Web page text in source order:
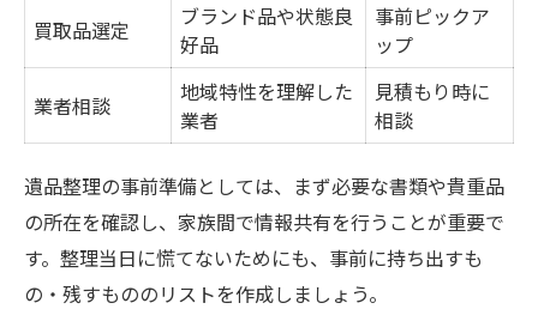
買取品選定
ブランド品や状態良
好品
事前ピックア
ップ
業者相談
地域特性を理解した
業者
見積もり時に
相談
遺品整理の事前準備としては、まず必要な書類や貴重品
の所在を確認し、家族間で情報共有を行うことが重要で
す。整理当日に慌てないためにも、事前に持ち出すも
の・残すもののリストを作成しましょう。